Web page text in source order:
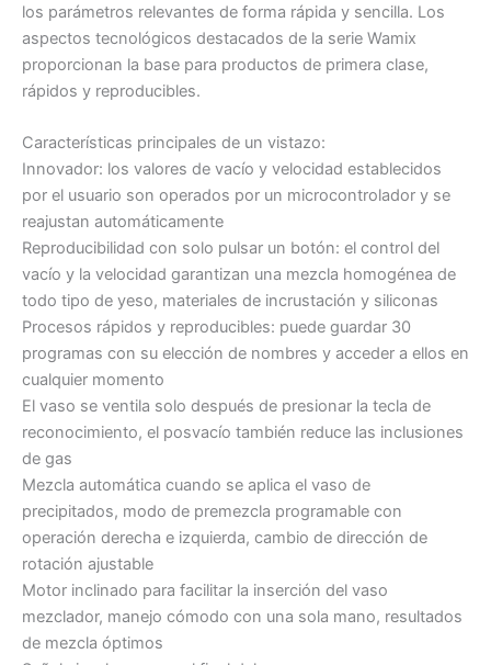
los parámetros relevantes de forma rápida y sencilla. Los
aspectos tecnológicos destacados de la serie Wamix
proporcionan la base para productos de primera clase,
rápidos y reproducibles.
Características principales de un vistazo:
Innovador: los valores de vacío y velocidad establecidos
por el usuario son operados por un microcontrolador y se
reajustan automáticamente
Reproducibilidad con solo pulsar un botón: el control del
vacío y la velocidad garantizan una mezcla homogénea de
todo tipo de yeso, materiales de incrustación y siliconas
Procesos rápidos y reproducibles: puede guardar 30
programas con su elección de nombres y acceder a ellos en
cualquier momento
El vaso se ventila solo después de presionar la tecla de
reconocimiento, el posvacío también reduce las inclusiones
de gas
Mezcla automática cuando se aplica el vaso de
precipitados, modo de premezcla programable con
operación derecha e izquierda, cambio de dirección de
rotación ajustable
Motor inclinado para facilitar la inserción del vaso
mezclador, manejo cómodo con una sola mano, resultados
de mezcla óptimos